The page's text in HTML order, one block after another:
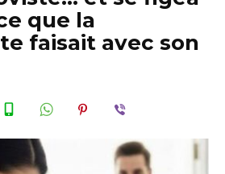
que la
faisait avec son